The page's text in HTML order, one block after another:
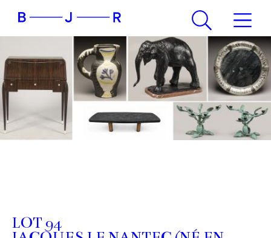
LOT 94